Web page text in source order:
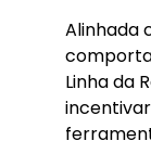
Alinhada
Linha da